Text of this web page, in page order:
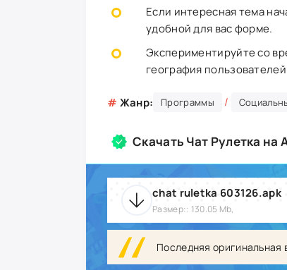
Если интересная тема
удобной для вас форме.
Экспериментируйте со
география
# Жанр: Программы /
Скачать Чат Рулетка на
chat ruletka 603126.apk
Размер:: 130.05 Mb,
Последняя оригинальная